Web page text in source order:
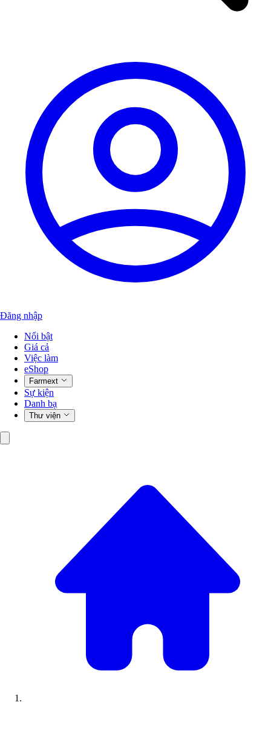
Đăng nhập
Nổi bật
Giá cả
Việc làm
eShop
Farmext
Sự kiện
Danh bạ
Thư viện